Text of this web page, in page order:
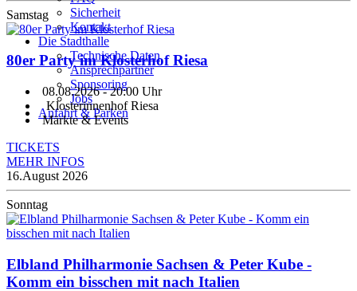
Sicherheit
Kontakt
Die Stadthalle
Technische Daten
Ansprechpartner
Sponsoring
Jobs
Anfahrt & Parken
Samstag
80er Party im Klosterhof Riesa
08.08.2026- 20:00 Uhr
Klosterinnenhof Riesa
Märkte & Events
TICKETS
MEHR INFOS
16.August 2026
Sonntag
Elbland Philharmonie Sachsen & Peter Kube -
Komm ein bisschen mit nach Italien